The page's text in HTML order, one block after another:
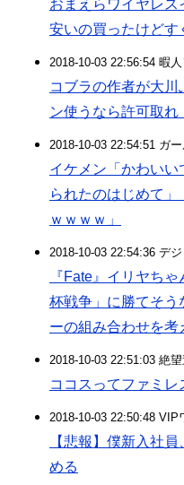
おまえらワイヤレ
安いの買ったけどす
2018-10-03 22:56:54 暇
コブラの作者が大
ン使うなら許可取れ
2018-10-03 22:54:51 ガ
イケメン「かわい
られたのはじめて
ｗｗｗｗ」
2018-10-03 22:54:36 デ
『Fate』イリヤち
杯戦争」に勝てそう
ーの組み合わせを考
2018-10-03 22:51:03 絶
ココスってファミ
2018-10-03 22:50:48 VIP
【悲報】僕新入社
める